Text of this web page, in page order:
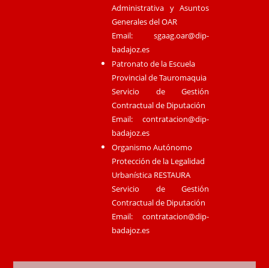
Administrativa y Asuntos
Generales del OAR
Email:sgaag.oar@dip-
badajoz.es
Patronato de la Escuela
Provincial de Tauromaquia
Servicio de Gestión
Contractual de Diputación
Email:contratacion@dip-
badajoz.es
Organismo Autónomo
Protección de la Legalidad
Urbanística RESTAURA
Servicio de Gestión
Contractual de Diputación
Email:contratacion@dip-
badajoz.es